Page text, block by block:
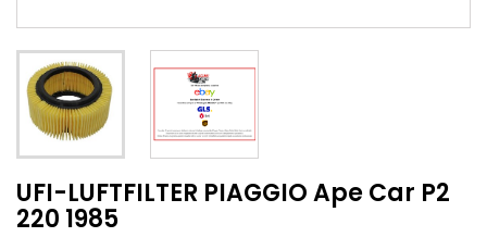
UFI-LUFTFILTER PIAGGIO Ape Car P2
220 1985